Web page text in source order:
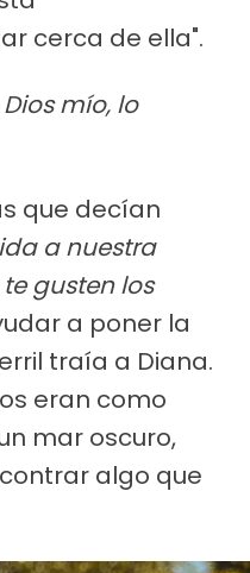
cerca de ella".
mío, lo
que decían
a nuestra
te gusten los
a poner la
traía a Diana.
eran como
mar oscuro,
algo que